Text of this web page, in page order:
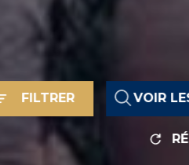
FILTRER VOIR